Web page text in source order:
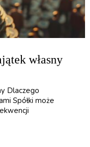
własny
Dlaczego
Spółki może